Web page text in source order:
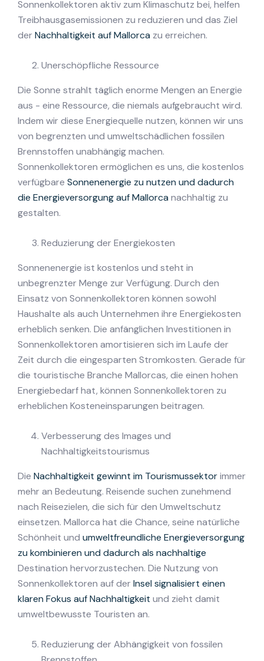
Sonnenkollektoren aktiv zum Klimaschutz bei, helfen
Treibhausgasemissionen zu reduzieren und das Ziel
derNachhaltigkeit auf Mallorca zu erreichen.
Unerschöpfliche Ressource
Die Sonne strahlt täglich enorme Mengen an Energie
aus - eine Ressource, die niemals aufgebraucht wird.
Indem wir diese Energiequelle nutzen, können wir uns
von begrenzten und umweltschädlichen fossilen
Brennstoffen unabhängig machen.
Sonnenkollektoren ermöglichen es uns, die kostenlos
verfügbare Sonnenenergie zu nutzen und dadurch
die Energieversorgung auf Mallorca nachhaltig zu
gestalten.
Reduzierung der Energiekosten
Sonnenenergie ist kostenlos und steht in
unbegrenzter Menge zur Verfügung. Durch den
Einsatz von Sonnenkollektoren können sowohl
Haushalte als auch Unternehmen ihre Energiekosten
erheblich senken. Die anfänglichen Investitionen in
Sonnenkollektoren amortisieren sich im Laufe der
Zeit durch die eingesparten Stromkosten. Gerade für
die touristische Branche Mallorcas, die einen hohen
Energiebedarf hat, können Sonnenkollektoren zu
erheblichen Kosteneinsparungen beitragen.
Verbesserung des Images und
Nachhaltigkeitstourismus
Die Nachhaltigkeit gewinnt im Tourismussektorimmer
mehr an Bedeutung. Reisende suchen zunehmend
nach Reisezielen, die sich für den Umweltschutz
einsetzen. Mallorca hat die Chance, seine natürliche
Schönheit und umweltfreundliche Energieversorgung
zu kombinieren und dadurch als nachhaltige
Destination hervorzustechen. Die Nutzung von
Sonnenkollektoren auf derInsel signalisiert einen
klaren Fokus auf Nachhaltigkeit und zieht damit
umweltbewusste Touristen an.
Reduzierung der Abhängigkeit von fossilen